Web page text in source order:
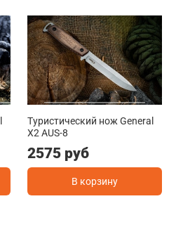
Туристический нож General
X2 AUS-8
2575 руб
В корзину